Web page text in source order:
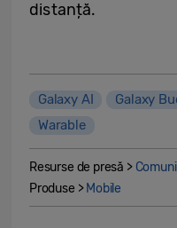
distanță.
Galaxy AI Galaxy
Warable
Resurse de presă >
Produse > Mobile